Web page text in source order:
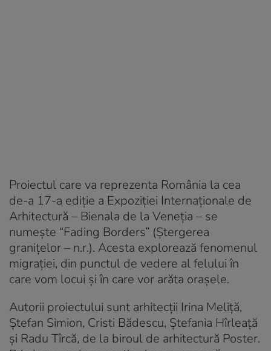
Proiectul care va reprezenta România la cea
de-a 17-a ediție a Expoziţiei Internaţionale de
Arhitectură – Bienala de la Veneția – se
numește “Fading Borders” (Ștergerea
granițelor – n.r.). Acesta explorează fenomenul
migrației, din punctul de vedere al felului în
care vom locui și în care vor arăta orașele.
Autorii proiectului sunt arhitecții Irina Meliță,
Ștefan Simion, Cristi Bădescu, Ștefania Hîrleață
și Radu Tîrcă, de la biroul de arhitectură Poster.